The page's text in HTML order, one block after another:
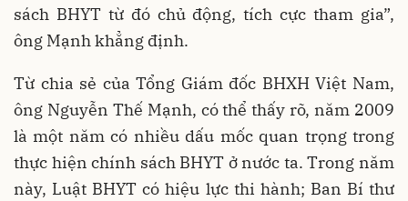
sách BHYT từ đó chủ động, tích cực tham gia”,
ông Mạnh khẳng định.
Từ chia sẻ của Tổng Giám đốc BHXH Việt Nam,
ông Nguyễn Thế Mạnh, có thể thấy rõ, năm 2009
là một năm có nhiều dấu mốc quan trọng trong
thực hiện chính sách BHYT ở nước ta. Trong năm
này, Luật BHYT có hiệu lực thi hành; Ban Bí thư